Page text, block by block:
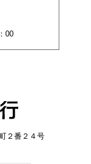
00
２番２４号